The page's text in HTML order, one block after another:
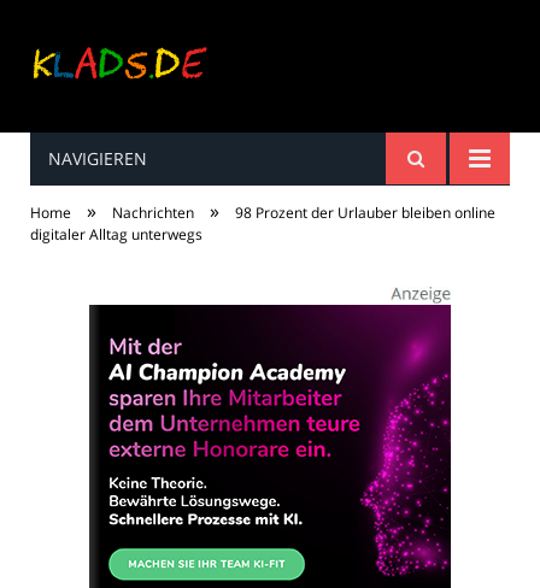
Kinderreime, Spiele,
Spaß ...
NAVIGIEREN
Home » Nachrichten »
98 Prozent der Urlauber bleiben online
digitaler Alltag unterwegs